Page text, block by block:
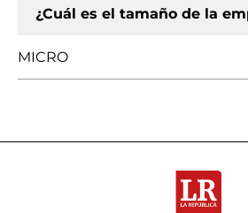
¿Cuál es el tamaño de la
MICRO